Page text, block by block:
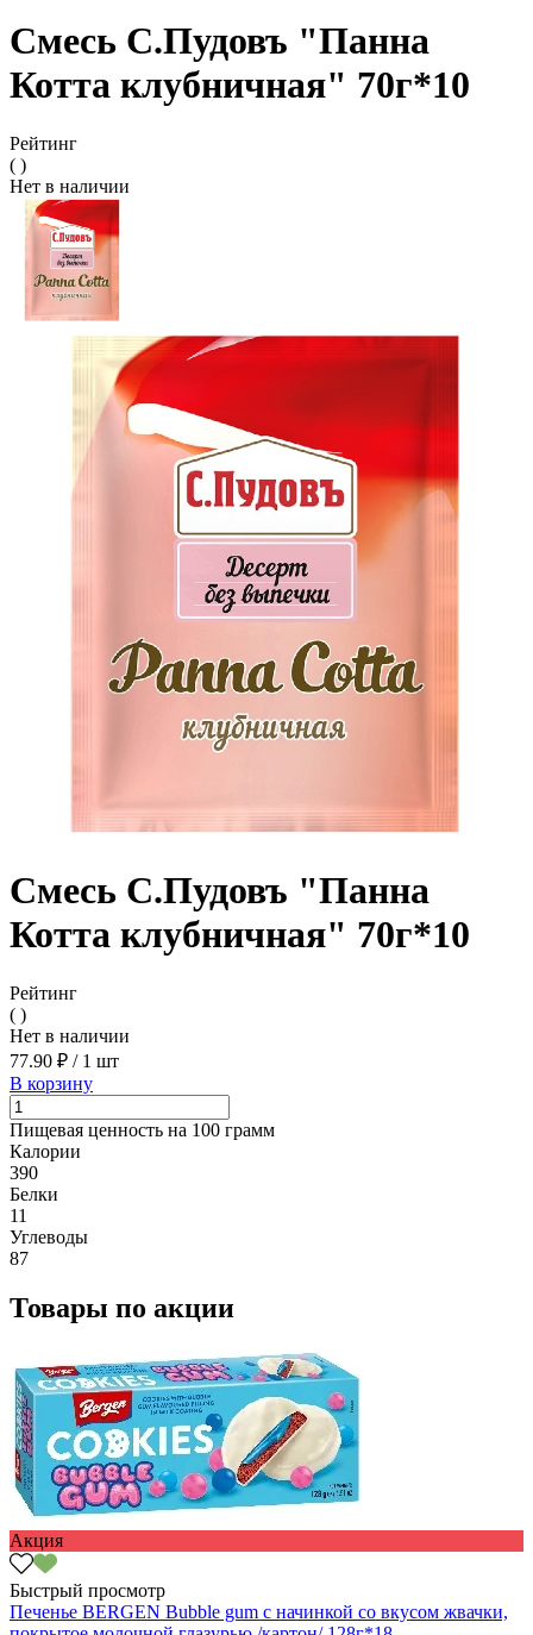
Смесь С.Пудовъ "Панна
Котта клубничная" 70г*10
Рейтинг
( )
Нет в наличии
Смесь С.Пудовъ "Панна
Котта клубничная" 70г*10
Рейтинг
( )
Нет в наличии
77.90 ₽ /1 шт
В корзину
Пищевая ценность на 100 грамм
Калории
390
Белки
11
Углеводы
87
Товары по акции
Акция
Быстрый просмотр
Печенье BERGEN Bubble gum с начинкой со вкусом жвачки,